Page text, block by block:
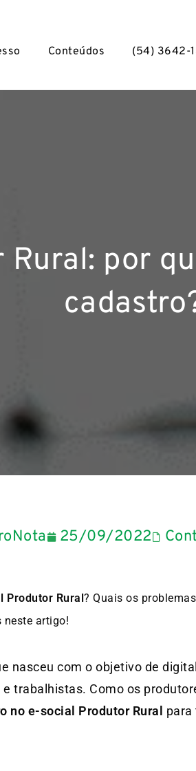
Conteúdos (54) 3642-
por
25/09/2022
Produtor Rural? Quais os
neste artigo!
nasceu com o objetivo de
trabalhistas. Como os
no e-social Produtor Rural